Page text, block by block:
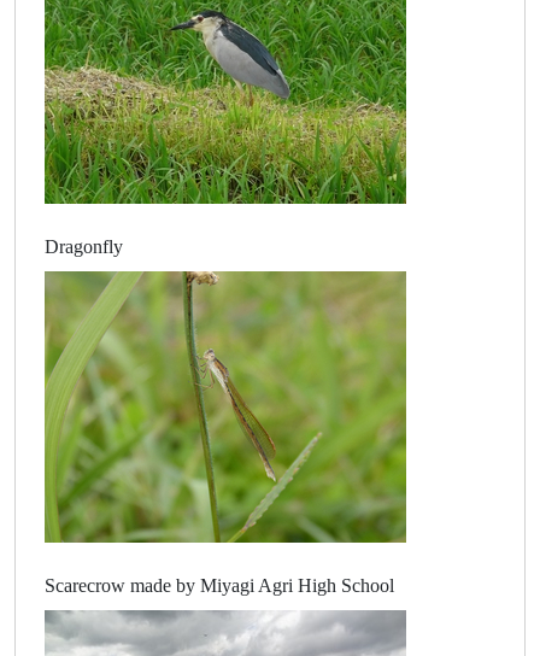
Dragonfly
Scarecrow made by Miyagi Agri High School